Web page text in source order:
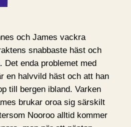
och James vackra
snabbaste häst och
Det enda problemet med
en halvvild häst och att han
till bergen ibland. Varken
brukar oroa sig särskilt
Nooroo alltid kommer